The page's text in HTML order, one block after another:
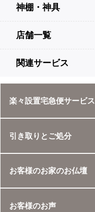
神棚・神具
店舗一覧
関連サービス
楽々設置宅急便サービス
引き取りとご処分
お客様のお家のお仏壇
お客様のお声